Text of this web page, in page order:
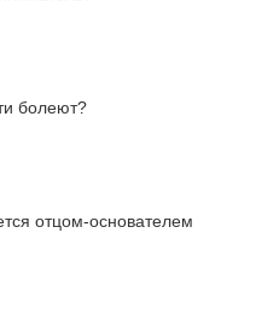
болеют?
отцом-основателем